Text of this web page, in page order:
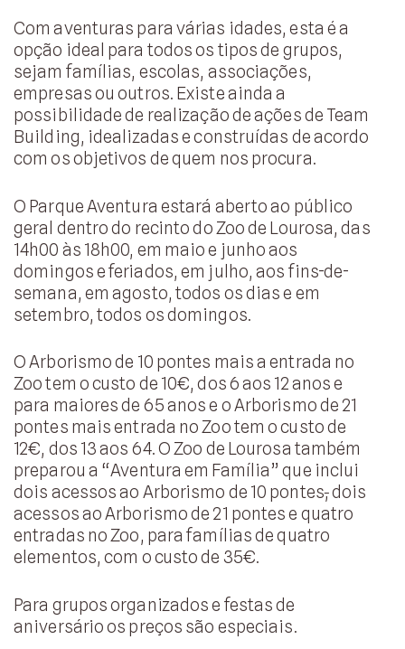
Com aventuras para várias idades, esta é a
opção ideal para todos os tipos de grupos,
sejam famílias, escolas, associações,
empresas ou outros. Existe ainda a
possibilidade de realização de ações de Team
Building, idealizadas e construídas de acordo
com os objetivos de quem nos procura.
O Parque Aventura estará aberto ao público
geral dentro do recinto do Zoo de Lourosa, das
14h00 às 18h00, em maio e junho aos
domingos e feriados, em julho, aos fins-de-
semana, em agosto, todos os dias e em
setembro, todos os domingos.
O Arborismo de 10 pontes mais a entrada no
Zoo tem o custo de 10€, dos 6 aos 12 anos e
para maiores de 65 anos e o Arborismo de 21
pontes mais entrada no Zoo tem o custo de
12€, dos 13 aos 64. O Zoo de Lourosa também
preparou a “Aventura em Família” que inclui
dois acessos ao Arborismo de 10 pontes,dois
acessos ao Arborismo de 21 pontes e quatro
entradas no Zoo, para famílias de quatro
elementos, com o custo de 35€.
Para grupos organizados e festas de
aniversário os preços são especiais.